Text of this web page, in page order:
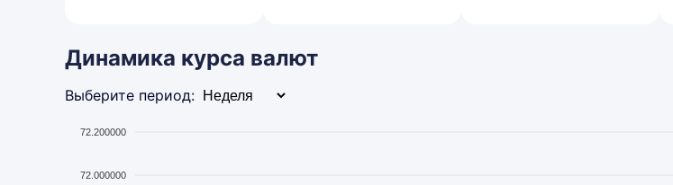
Динамика курса валют
Выберите период:
72.200000
72.000000